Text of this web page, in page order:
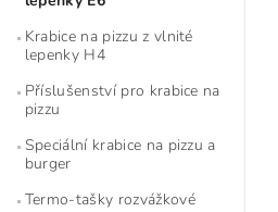
Krabice na pizzu z vlnité
lepenky H4
Příslušenství pro krabice na
pizzu
Speciální krabice na pizzu a
burger
Termo-tašky rozvážkové